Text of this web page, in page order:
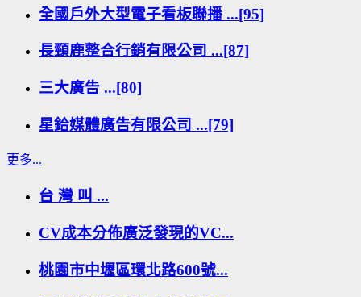
全國戶外大型電子看板聯播 ...[95]
長頸鹿整合行銷有限公司 ...[87]
三大廣告 ...[80]
星鉿媒體廣告有限公司 ...[79]
更多...
台 灣 叫 ...
CV成本分佈廣泛發現的VC...
桃園市中壢區環北路600號...